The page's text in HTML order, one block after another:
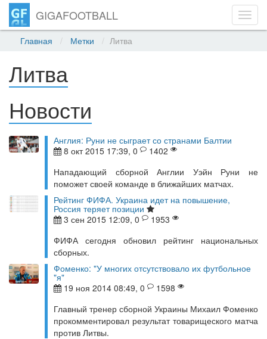
GIGAFOOTBALL
Главная Метки Литва
Литва
Новости
Англия: Руни не сыграет со странами Балтии
8 окт 2015 17:39, 0
1402
Нападающий сборной Англии Уэйн Руни не
поможет своей команде в ближайших матчах.
Рейтинг ФИФА. Украина идет на повышение,
Россия теряет позиции
3 сен 2015 12:09, 0
1953
ФИФА сегодня обновил рейтинг национальных
сборных.
Фоменко: "У многих отсутствовало их футбольное
"я"
19 ноя 2014 08:49, 0
1598
Главный тренер сборной Украины Михаил Фоменко
прокомментировал результат товарищеского матча
против Литвы.